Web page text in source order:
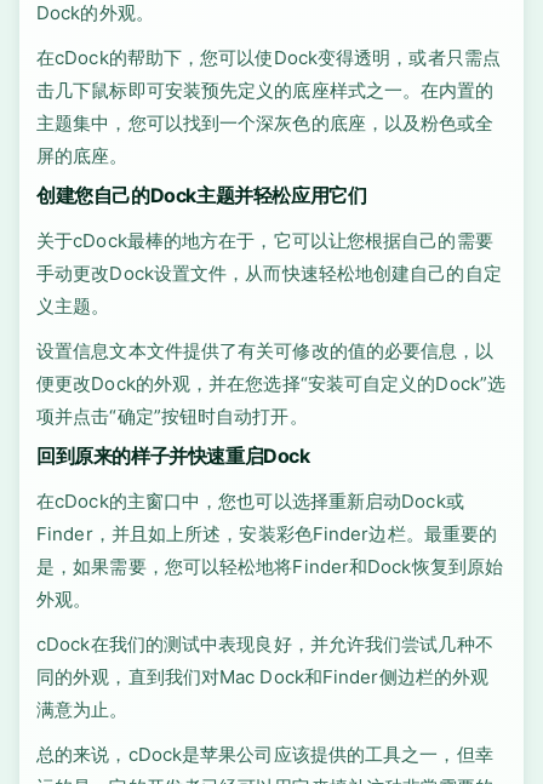
Dock的外观。
在cDock的帮助下，您可以使Dock变得透明，或者只需点
击几下鼠标即可安装预先定义的底座样式之一。在内置的
主题集中，您可以找到一个深灰色的底座，以及粉色或全
屏的底座。
创建您自己的Dock主题并轻松应用它们
关于cDock最棒的地方在于，它可以让您根据自己的需要
手动更改Dock设置文件，从而快速轻松地创建自己的自定
义主题。
设置信息文本文件提供了有关可修改的值的必要信息，以
便更改Dock的外观，并在您选择“安装可自定义的Dock”选
项并点击“确定”按钮时自动打开。
回到原来的样子并快速重启Dock
在cDock的主窗口中，您也可以选择重新启动Dock或
Finder，并且如上所述，安装彩色Finder边栏。最重要的
是，如果需要，您可以轻松地将Finder和Dock恢复到原始
外观。
cDock在我们的测试中表现良好，并允许我们尝试几种不
同的外观，直到我们对Mac Dock和Finder侧边栏的外观
满意为止。
总的来说，cDock是苹果公司应该提供的工具之一，但幸